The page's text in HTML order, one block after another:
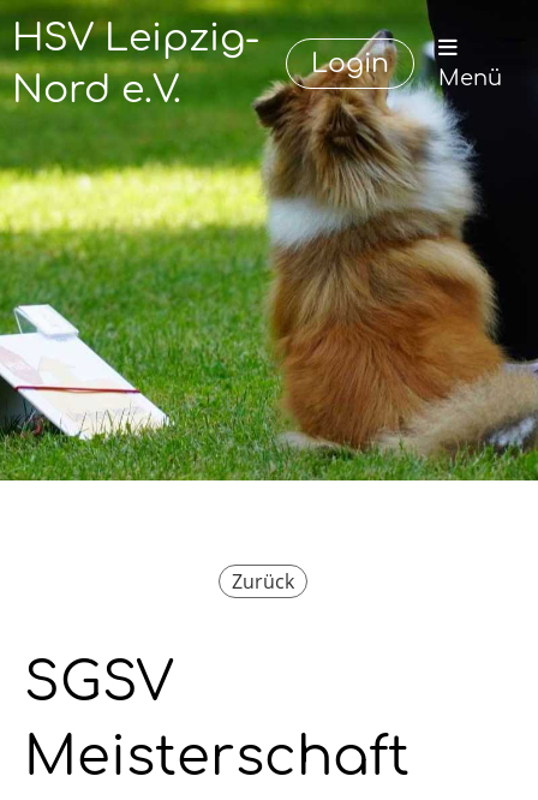
HSV Leipzig-
Nord e.V.
Login Menü
Zurück
SGSV
Meisterschaft